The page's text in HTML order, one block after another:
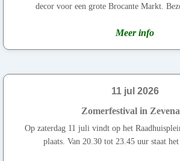
decor voor een grote Brocante Markt.
Meer info
11 jul 2026
Zomerfestival in
Op zaterdag 11 juli vindt op het
plaats. Van 20.30 tot 23.45 uur staat het